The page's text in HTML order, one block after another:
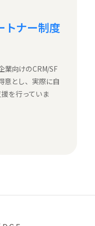
トナー制度
業向けのCRM/SF
意とし、実際に自
を行っていま